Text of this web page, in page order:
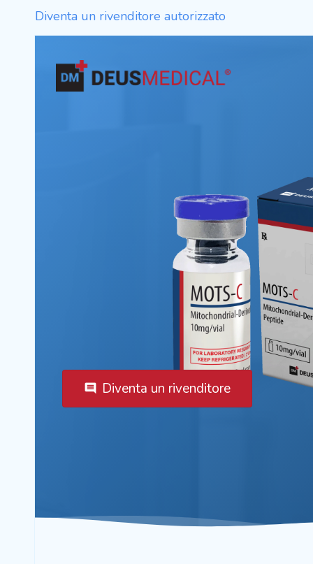
Diventa un rivenditore autorizzato
comment Diventa un rivenditore